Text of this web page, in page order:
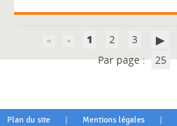
1 2 3
Par page : 25
Plan du site | Mentions légales |